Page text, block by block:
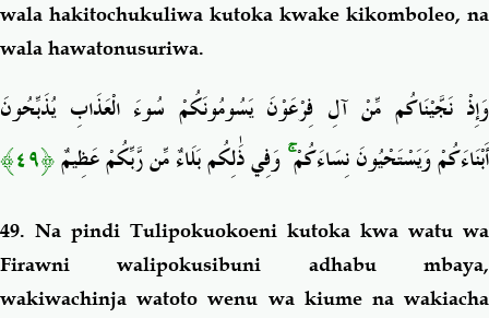
wala hakitochukuliwa kutoka kwake kikomboleo, na
wala hawatonusuriwa.
وَإِذْ نَجَّيْنَاكُم مِّنْ آلِ فِرْعَوْنَ يَسُومُونَكُمْ سُوءَ الْعَذَابِ يُذَبِّحُونَ
أَبْنَاءَكُمْ وَيَسْتَحْيُونَ نِسَاءَكُمْۚوَفِي ذَٰلِكُم بَلَاءٌ مِّن رَّبِّكُمْ عَظِيمٌ﴿٤٩﴾
49. Na pindi Tulipokuokoeni kutoka kwa watu wa
Firawni walipokusibuni adhabu mbaya,
wakiwachinja watoto wenu wa kiume na wakiacha